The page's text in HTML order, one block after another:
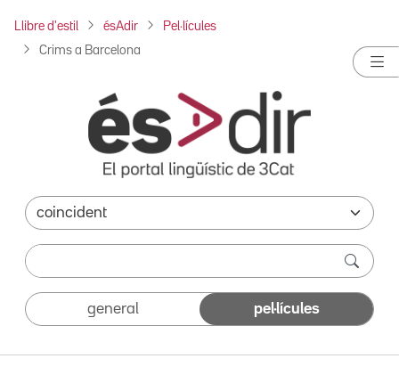
Llibre d'estil ésAdir Pel·lícules
Crims a Barcelona
general pel·lícules